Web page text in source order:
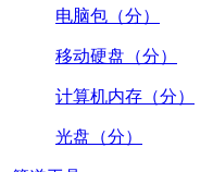
电脑包（分）
移动硬盘（分）
计算机内存（分）
光盘（分）